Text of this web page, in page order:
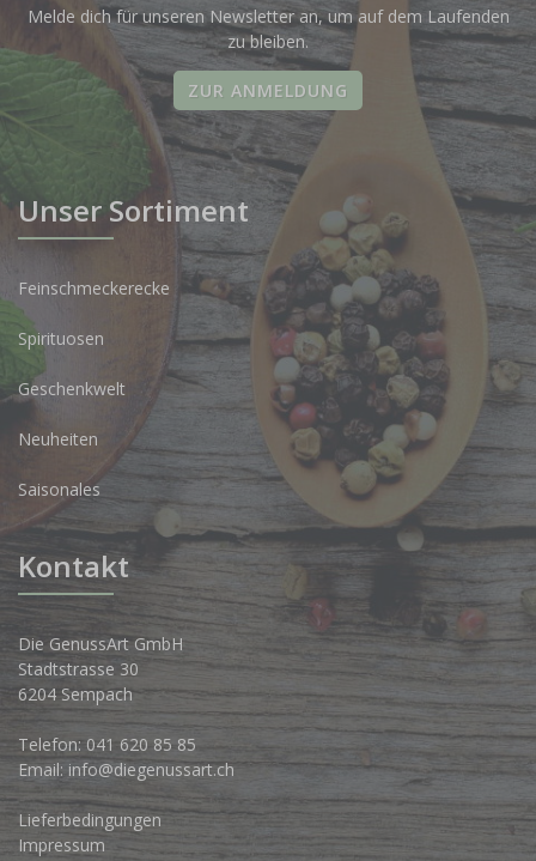
Melde dich für unseren Newsletter an, um auf dem Laufenden
zu bleiben.
ZUR ANMELDUNG
Unser Sortiment
Feinschmeckerecke
Spirituosen
Geschenkwelt
Neuheiten
Saisonales
Kontakt
Die GenussArt GmbH
Stadtstrasse 30
6204 Sempach
Telefon: 041 620 85 85
Email: info@diegenussart.ch
Lieferbedingungen
Impressum